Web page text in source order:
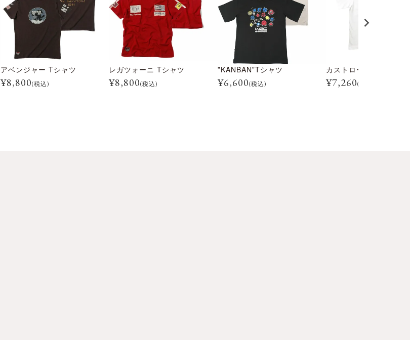
アベンジャー Tシャツ
¥8,800(税込)
レガツォーニ Tシャツ
¥8,800(税込)
”KANBAN”Tシャツ
¥6,600(税込) ¥7,260(税込)